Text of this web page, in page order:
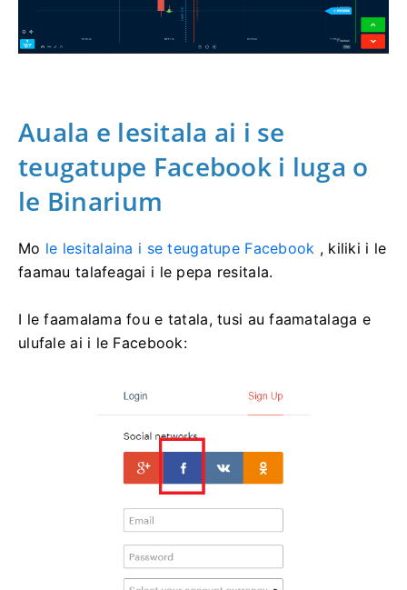
Auala e lesitala ai i se
teugatupe Facebook i luga o
le Binarium
Mo le lesitalaina i se teugatupe Facebook , kiliki i le
faamau talafeagai i le pepa resitala.
I le faamalama fou e tatala, tusi au faamatalaga e
ulufale ai i le Facebook: